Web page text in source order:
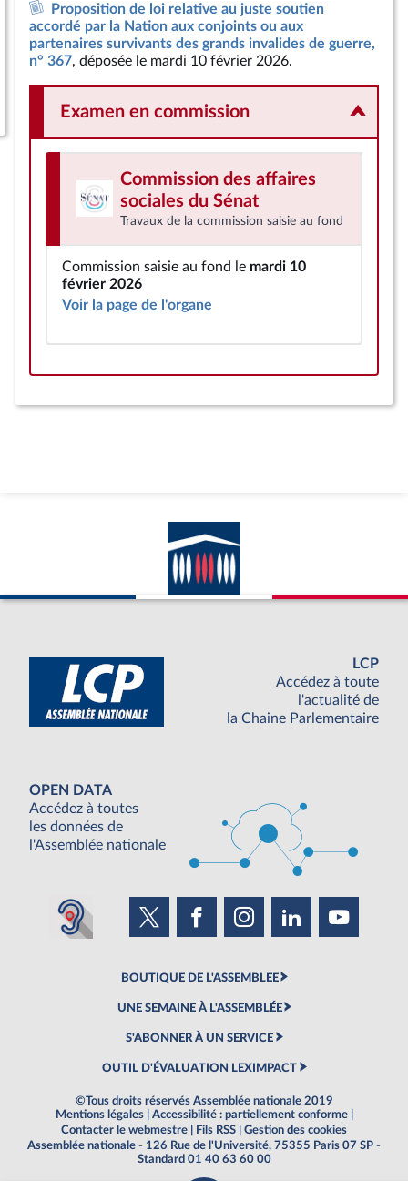
Proposition de loi relative au juste soutien
accordé par la Nation aux conjoints ou aux
partenaires survivants des grands invalides de guerre,
n° 367, déposée le mardi 10 février 2026.
Examen en commission
Commission des affaires
sociales du Sénat
Travaux de la commission saisie au fond
Commission saisie au fond le mardi 10
février 2026
Voir la page de l'organe
LCP
Accédez à toute
l'actualité de
la Chaine Parlementaire
OPEN DATA
Accédez à toutes
les données de
l'Assemblée nationale
BOUTIQUE DE L'ASSEMBLEE
UNE SEMAINE À L'ASSEMBLÉE
S'ABONNER À UN SERVICE
OUTIL D'ÉVALUATION LEXIMPACT
©Tous droits réservés Assemblée nationale 2019
Mentions légales
Accessibilité : partiellement conforme
Contacter le webmestre
Fils RSS
Gestion des cookies
Assemblée nationale - 126 Rue de l'Université, 75355 Paris 07 SP -
Standard 01 40 63 60 00